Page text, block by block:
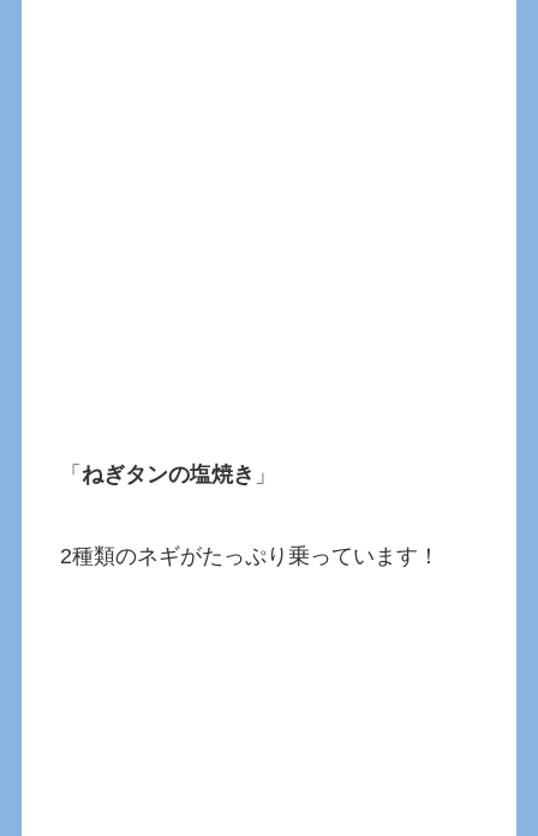
「 ねぎタンの塩焼き 」
2種類のネギがたっぷり乗っています！